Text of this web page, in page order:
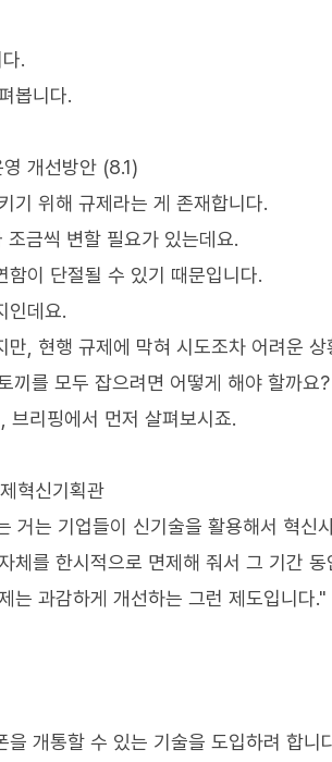
.
봅니다.
개선방안 (8.1)
기 위해 규제라는 게 존재합니다.
금씩 변할 필요가 있는데요.
함이 단절될 수 있기 때문입니다.
인데요.
만, 현행 규제에 막혀 시도조차 어려운 상
끼를 모두 잡으려면 어떻게 해야 할까요?
브리핑에서 먼저 살펴보시죠.
혁신기획관
거는 기업들이 신기술을 활용해서 혁
체를 한시적으로 면제해 줘서 그 기간
는 과감하게 개선하는 그런 제도입니다."
을 개통할 수 있는 기술을 도입하려 합니